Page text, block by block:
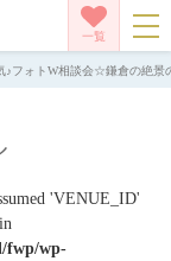
一覧
♪フォトW相談会☆鎌倉の絶景
'VENUE_ID'
fwp/wp-